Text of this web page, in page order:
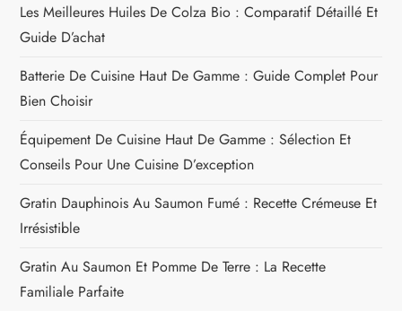
Les Meilleures Huiles De Colza Bio : Comparatif Détaillé Et
Guide D’achat
Batterie De Cuisine Haut De Gamme : Guide Complet Pour
Bien Choisir
Équipement De Cuisine Haut De Gamme : Sélection Et
Conseils Pour Une Cuisine D’exception
Gratin Dauphinois Au Saumon Fumé : Recette Crémeuse Et
Irrésistible
Gratin Au Saumon Et Pomme De Terre : La Recette
Familiale Parfaite